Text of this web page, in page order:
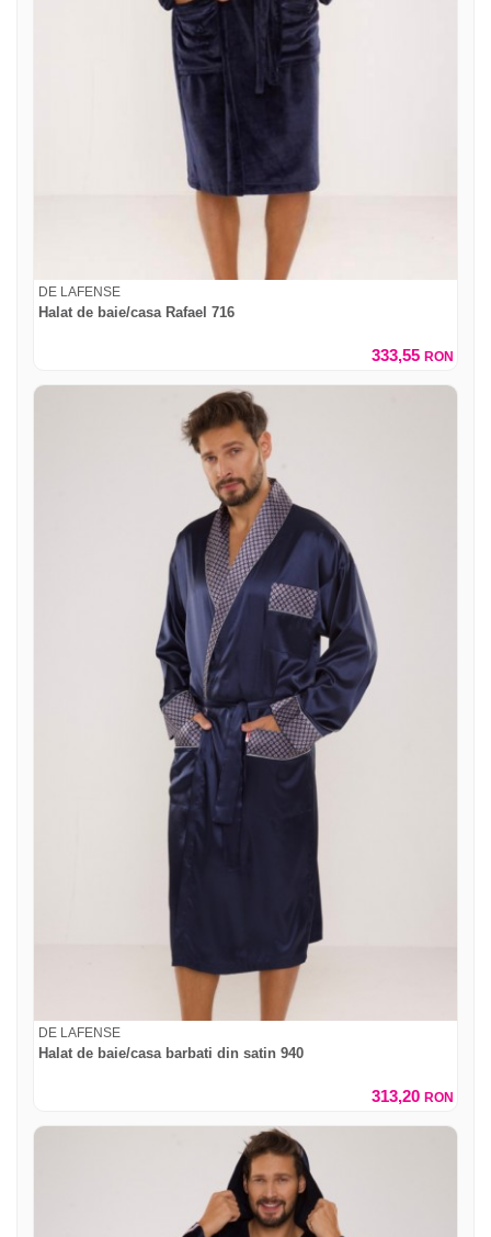
DE LAFENSE
Halat de baie/casa Rafael 716
333,55 RON
DE LAFENSE
Halat de baie/casa barbati din satin 940
313,20 RON